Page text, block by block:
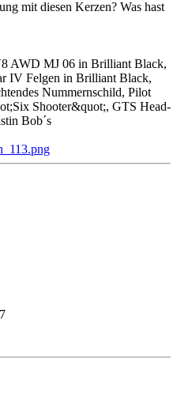
mit diesen Kerzen? Was hast
AWD MJ 06 in Brilliant Black,
IV Felgen in Brilliant Black,
Nummernschild, Pilot
Shooter&quot;, GTS Head-
Bob´s